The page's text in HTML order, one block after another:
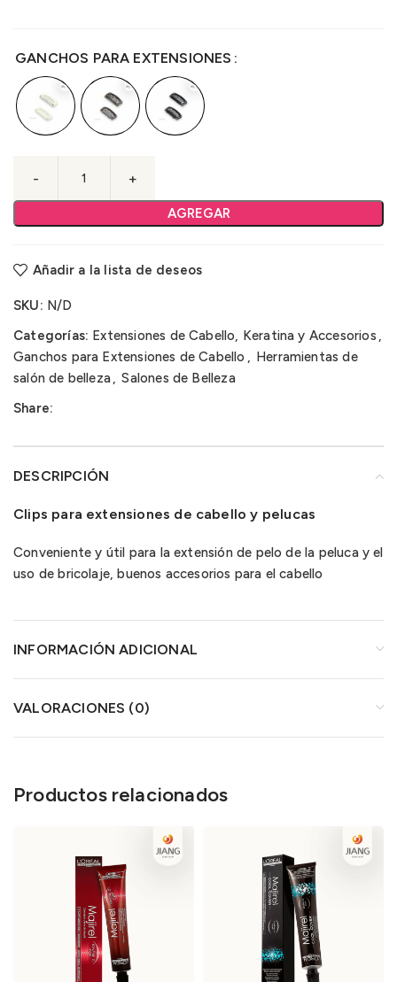
GANCHOS PARA EXTENSIONES
AGREGAR
Añadir a la lista de deseos
SKU: N/D
Categorías: Extensiones de Cabello, Keratina y Accesorios ,
Ganchos para Extensiones de Cabello , Herramientas de
salón de belleza, Salones de Belleza
Share:
DESCRIPCIÓN
Clips para extensiones de cabello y pelucas
Conveniente y útil para la extensión de pelo de la peluca y el
uso de bricolaje, buenos accesorios para el cabello
INFORMACIÓN ADICIONAL
VALORACIONES (0)
Productos relacionados